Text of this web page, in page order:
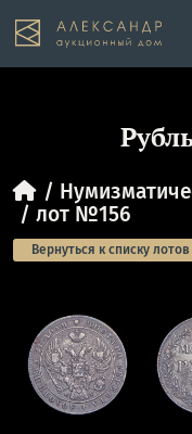
лот №156
Вернуться к списку лотов